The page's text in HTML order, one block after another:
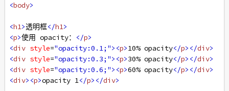
<body>
<h1>透明框</h1>
<p>使用 opacity： </p>
<div style="opacity:0.1;"><p>10% opacity</p></div>
<div style="opacity:0.3;"><p>30% opacity</p></div>
<div style="opacity:0.6;"><p>60% opacity</p></div>
<div><p>opacity 1</p></div>